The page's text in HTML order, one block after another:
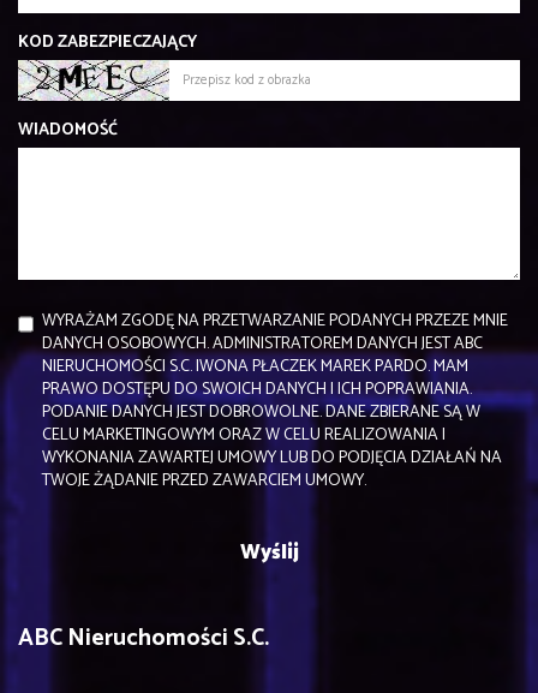
KOD ZABEZPIECZAJĄCY
WIADOMOŚĆ
WYRAŻAM ZGODĘ NA PRZETWARZANIE PODANYCH PRZEZE MNIE
DANYCH OSOBOWYCH. ADMINISTRATOREM DANYCH JEST ABC
NIERUCHOMOŚCI S.C. IWONA PŁACZEK MAREK PARDO. MAM
PRAWO DOSTĘPU DO SWOICH DANYCH I ICH POPRAWIANIA.
PODANIE DANYCH JEST DOBROWOLNE. DANE ZBIERANE SĄ W
CELU MARKETINGOWYM ORAZ W CELU REALIZOWANIA I
WYKONANIA ZAWARTEJ UMOWY LUB DO PODJĘCIA DZIAŁAŃ NA
TWOJE ŻĄDANIE PRZED ZAWARCIEM UMOWY.
ABC Nieruchomości S.C.